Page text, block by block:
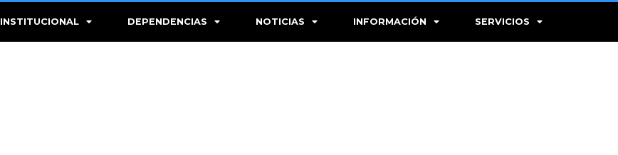
INSTITUCIONAL DEPENDENCIAS NOTICIAS INFORMACIÓN SERVICIOS